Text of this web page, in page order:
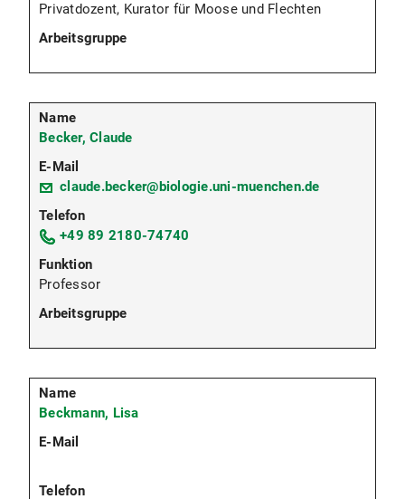
Privatdozent, Kurator für Moose und Flechten
Becker, Claude
claude.becker@biologie.uni-muenchen.de
+49 89 2180-74740
Professor
Beckmann, Lisa